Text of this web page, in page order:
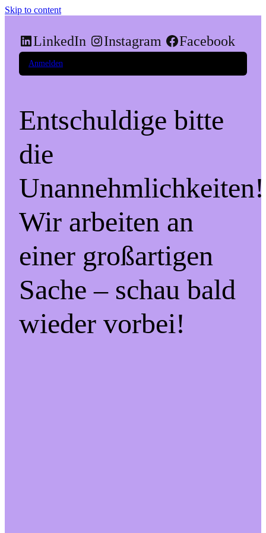
Skip to content
LinkedIn Instagram Facebook
Anmelden
Entschuldige bitte
die
Unannehmlichkeiten!
Wir arbeiten an
einer großartigen
Sache – schau bald
wieder vorbei!